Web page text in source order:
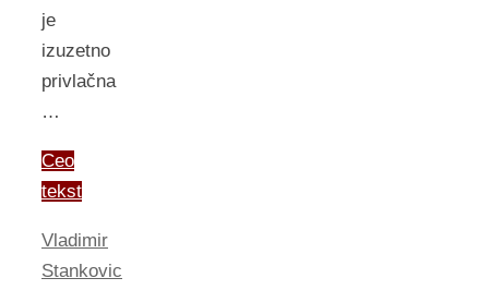
je
izuzetno
privlačna
…
Ceo
tekst
Vladimir
Stankovic